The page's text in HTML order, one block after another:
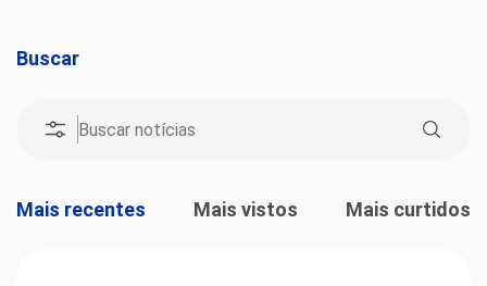
Buscar
Mais recentes Mais vistos Mais curtidos